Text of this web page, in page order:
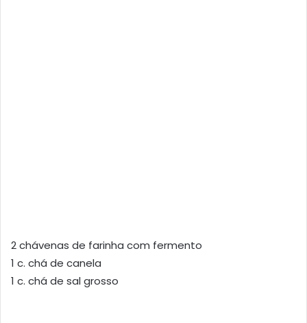
2 chávenas de farinha com fermento
1 c. chá de canela
1 c. chá de sal grosso